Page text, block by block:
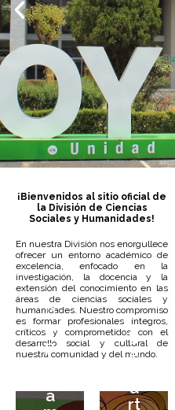
Sitio web
¡Bienvenidos al sitio oficial de
la División de Ciencias
Sociales y Humanidades!
En nuestra División nos enorgullece
ofrecer un entorno académico de
excelencia, enfocado en la
investigación, la docencia y la
extensión del conocimiento en las
áreas de ciencias sociales y
humanidades. Nuestro compromiso
es formar profesionales íntegros,
críticos y comprometidos con el
desarrollo social y cultural de
nuestra comunidad y del mundo.
D
e
p
a
a
D
e
a
rt